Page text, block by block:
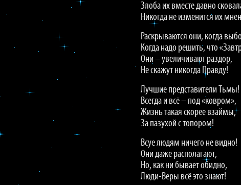
Злоба их вместе давно
Никогда не изменится их
Раскрываются они, когда
Когда надо решить, что
Они – увеличивают раздор,
Не скажут никогда Правду!
Лучшие представители Тьмы!
Всегда и всё – под «ковром»,
Жизнь такая скорее взаймы,
За пазухой с топором!
Всуе людям ничего не видно!
Они даже располагают,
Но, как ни бывает обидно,
Люди-Веры всё это знают!